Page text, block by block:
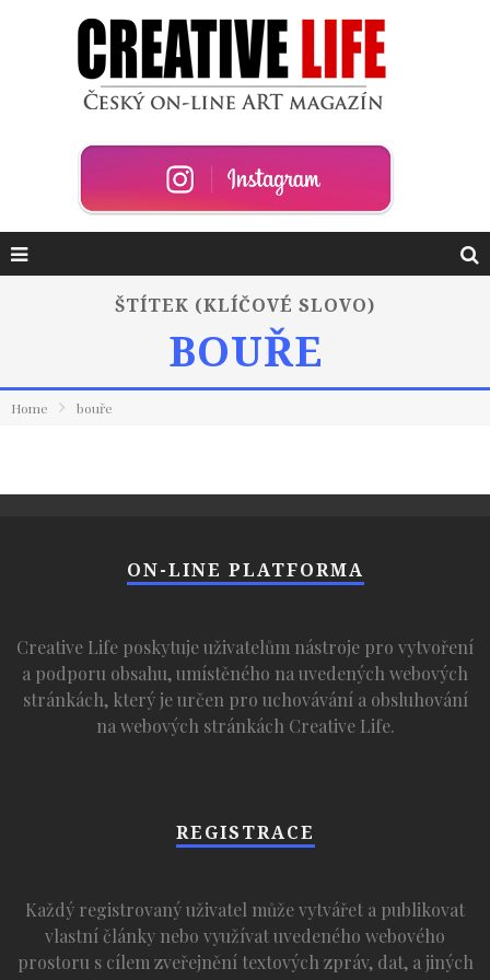
ŠTÍTEK (KLÍČOVÉ SLOVO)
BOUŘE
Home bouře
ON-LINE PLATFORMA
Creative Life poskytuje uživatelům nástroje pro vytvoření
a podporu obsahu, umístěného na uvedených webových
stránkách, který je určen pro uchovávání a obsluhování
na webových stránkách Creative Life.
REGISTRACE
Každý registrovaný uživatel může vytvářet a publikovat
vlastní články nebo využívat uvedeného webového
prostoru s cílem zveřejnění textových zpráv, dat, a jiných